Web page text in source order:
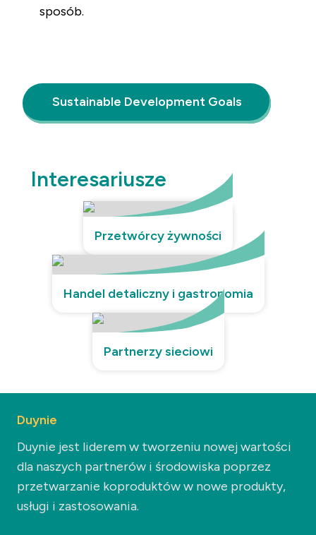
sposób.
Sustainable Development Goals
Interesariusze
Przetwórcy żywności
Handel detaliczny i gastronomia
Partnerzy sieciowi
Duynie
Duynie jest liderem w tworzeniu nowej wartości
dla naszych partnerów i środowiska poprzez
przetwarzanie koproduktów w nowe produkty,
usługi i zastosowania.